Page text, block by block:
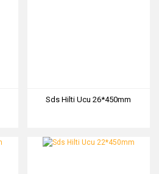
Sds Hilti Ucu 26*450mm